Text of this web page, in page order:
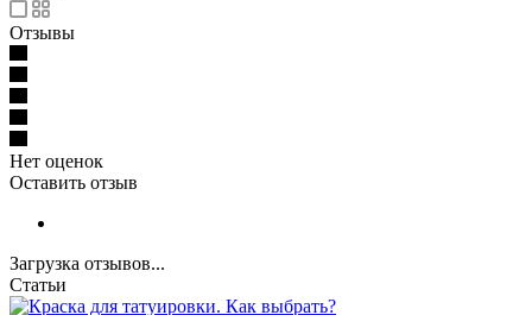
Отзывы
Нет оценок
Оставить отзыв
Загрузка отзывов...
Статьи